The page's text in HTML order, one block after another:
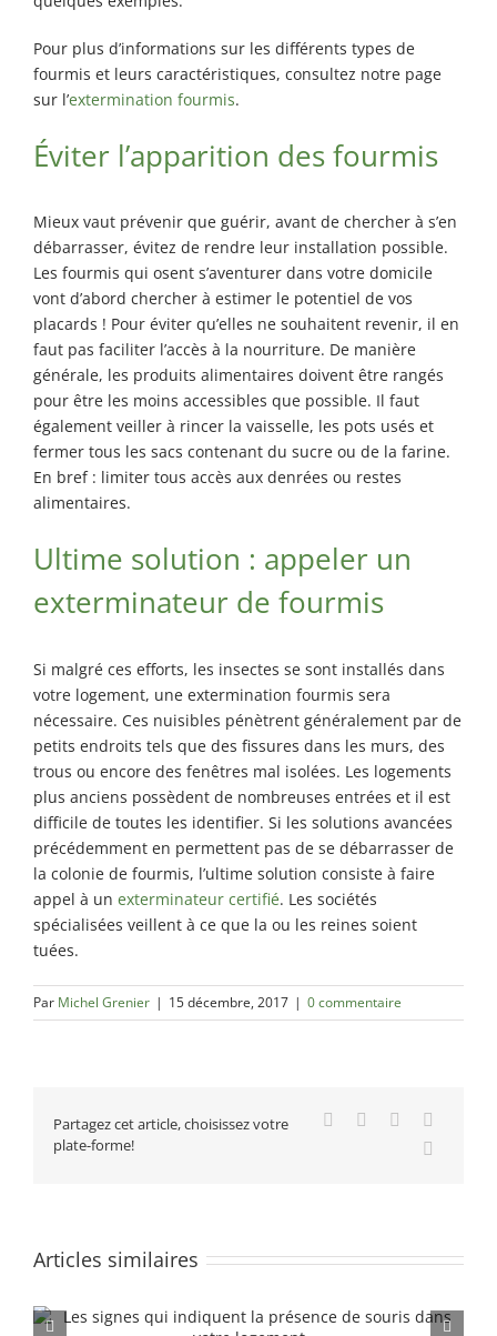
Pour plus d’informations sur les différents types de
fourmis et leurs caractéristiques, consultez notre page
sur l’extermination fourmis.
Éviter l’apparition des fourmis
Mieux vaut prévenir que guérir, avant de chercher à s’en
débarrasser, évitez de rendre leur installation possible.
Les fourmis qui osent s’aventurer dans votre domicile
vont d’abord chercher à estimer le potentiel de vos
placards ! Pour éviter qu’elles ne souhaitent revenir, il en
faut pas faciliter l’accès à la nourriture. De manière
générale, les produits alimentaires doivent être rangés
pour être les moins accessibles que possible. Il faut
également veiller à rincer la vaisselle, les pots usés et
fermer tous les sacs contenant du sucre ou de la farine.
En bref : limiter tous accès aux denrées ou restes
alimentaires.
Ultime solution : appeler un
exterminateur de fourmis
Si malgré ces efforts, les insectes se sont installés dans
votre logement, une extermination fourmis sera
nécessaire. Ces nuisibles pénètrent généralement par de
petits endroits tels que des fissures dans les murs, des
trous ou encore des fenêtres mal isolées. Les logements
plus anciens possèdent de nombreuses entrées et il est
difficile de toutes les identifier. Si les solutions avancées
précédemment en permettent pas de se débarrasser de
la colonie de fourmis, l’ultime solution consiste à faire
appel à un exterminateur certifié. Les sociétés
spécialisées veillent à ce que la ou les reines soient
tuées.
Par Michel Grenier | 15 décembre, 2017 | 0 commentaire
Partagez cet article, choisissez votre
plate-forme!
Facebook Reddit
Articles similaires